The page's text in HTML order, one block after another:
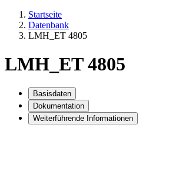
Startseite
Datenbank
LMH_ET 4805
LMH_ET 4805
Basisdaten
Dokumentation
Weiterführende Informationen